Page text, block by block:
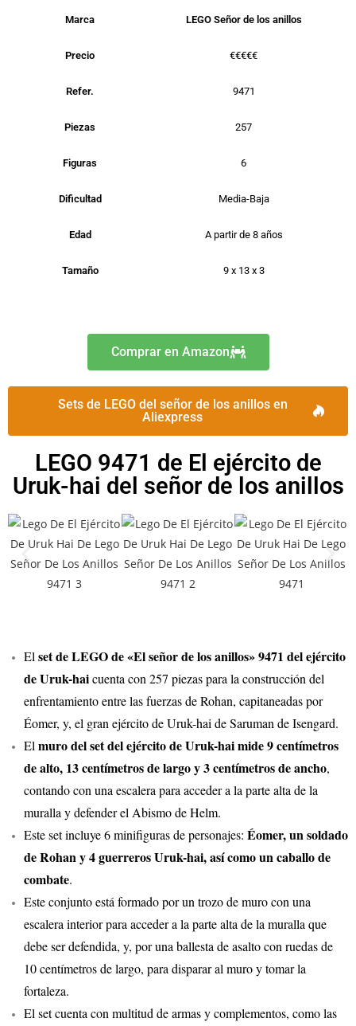
Marca LEGO Señor de los anillos
Precio €€€€€
Refer. 9471
Piezas 257
Figuras 6
Dificultad Media-Baja
Edad A partir de 8 años
Tamaño 9 x 13 x 3
Comprar en Amazon
Sets de LEGO del señor de los anillos en
Aliexpress
LEGO 9471 de El ejército de
Uruk-hai del señor de los anillos
El set de LEGO de «El señor de los anillos» 9471 del ejército
de Uruk-haicuenta con 257 piezas para la construcción del
enfrentamiento entre las fuerzas de Rohan, capitaneadas por
Éomer, y, el gran ejército de Uruk-hai de Saruman de Isengard.
El muro del set del ejército de Uruk-hai mide 9 centímetros
de alto, 13 centímetros de largo y 3 centímetros de ancho,
contando con una escalera para acceder a la parte alta de la
muralla y defender el Abismo de Helm.
Este set incluye 6 minifiguras de personajes: Éomer, un soldado
de Rohan y 4 guerreros Uruk-hai, así como un caballo de
combate.
Este conjunto está formado por un trozo de muro con una
escalera interior para acceder a la parte alta de la muralla que
debe ser defendida, y, por una ballesta de asalto con ruedas de
10 centímetros de largo, para disparar al muro y tomar la
fortaleza.
El set cuenta con multitud de armas y complementos, como las